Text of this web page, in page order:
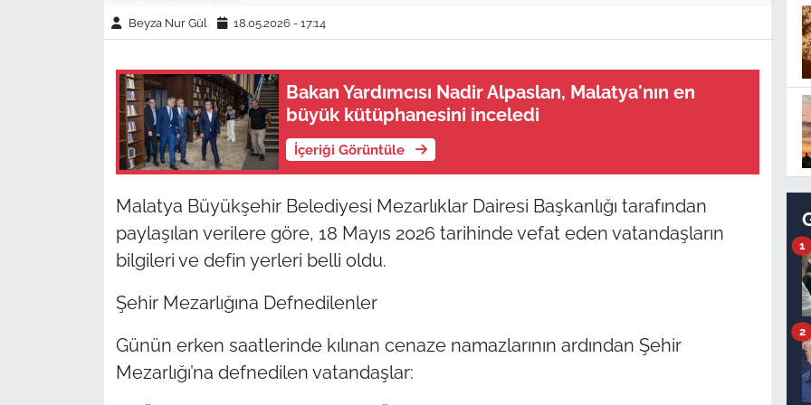
Beyza Nur Gül 18.05.2026 - 17:14
Bakan Yardımcısı Nadir Alpaslan, Malatya'nın en
büyük kütüphanesini inceledi
İçeriği Görüntüle
Malatya Büyükşehir Belediyesi Mezarlıklar Dairesi Başkanlığı tarafından
paylaşılan verilere göre, 18 Mayıs 2026 tarihinde vefat eden vatandaşların
bilgileri ve defin yerleri belli oldu.
Şehir Mezarlığına Defnedilenler
Günün erken saatlerinde kılınan cenaze namazlarının ardından Şehir
Mezarlığı’na defnedilen vatandaşlar:
1
2